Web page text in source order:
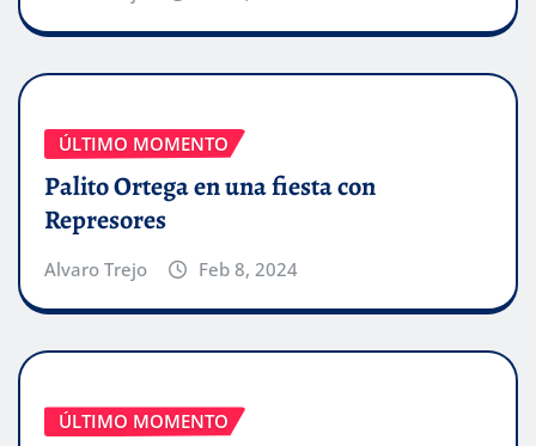
ÚLTIMO MOMENTO
Palito Ortega en una fiesta con
Represores
Alvaro Trejo Feb 8, 2024
ÚLTIMO MOMENTO